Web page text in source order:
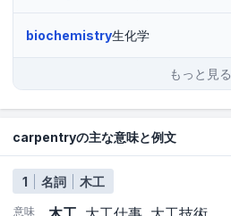
biochemistry生化学
もっと見る
carpentryの主な意味と例文
1 名詞 木工
意味